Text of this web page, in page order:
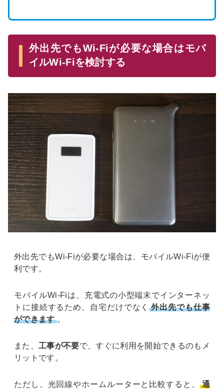
外出先でもWi-Fiが必要な場合はモバ
イルWi-Fiを検討する
外出先でもWi-Fiが必要な場合は、モバイルWi-Fiが便
利です。
モバイルWi-Fiは、充電式の小型端末でインターネッ
トに接続するため、自宅だけでなく 外出先でも仕事
ができます 。
また、 工事が不要で、すぐに利用を開始できるのもメ
リットです。
ただし、光回線やホームルーターと比較すると、
通